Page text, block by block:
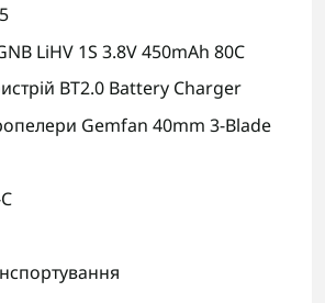
LiHV 1S 3.8V 450mAh 80C
BT2.0 Battery Charger
Gemfan 40mm 3-Blade